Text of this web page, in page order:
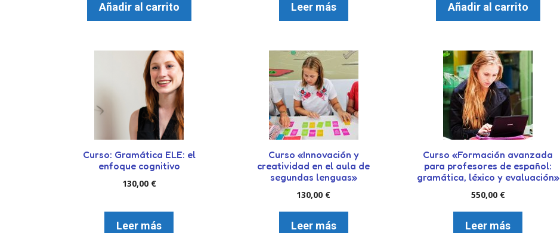
Añadir al carrito Leer más Añadir al carrito
Curso: Gramática ELE: el
enfoque cognitivo
130,00 €
Leer más
Curso «Innovación y
creatividad en el aula de
segundas lenguas»
130,00 €
Leer más
Curso «Formación avanzada
para profesores de español:
gramática, léxico y evaluación»
550,00 €
Leer más